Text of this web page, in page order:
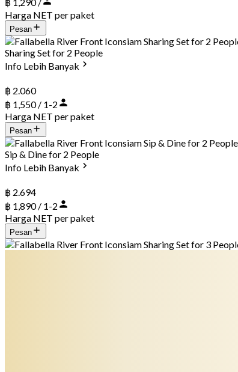
฿ 1,290 /
Harga NET per paket
Pesan
Sharing Set for 2 People
Info Lebih Banyak
฿ 2.060
฿ 1,550 / 1-2
Harga NET per paket
Pesan
Sip & Dine for 2 People
Info Lebih Banyak
฿ 2.694
฿ 1,890 / 1-2
Harga NET per paket
Pesan